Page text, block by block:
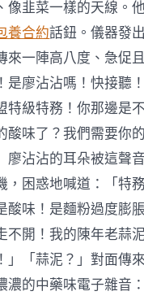
像韭菜一樣的天線。
養合約話鈕。儀器發
來一陣高八度、急促
是廖沾沾嗎！快接聽
特級特務！你那邊是
酸味了？我們需要你
廖沾沾的耳朵被這聲
，困惑地喊道：「特
酸味！是麵粉過度膨
不開！我的陳年老蒜
」「蒜泥？」對面傳
濃的中藥味電子雜音